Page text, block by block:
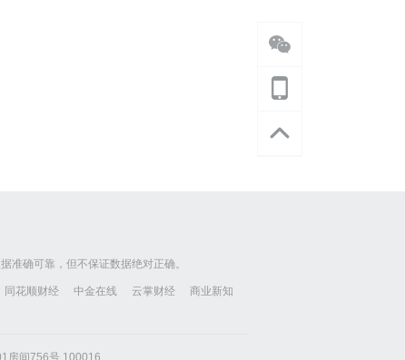
准确可靠，但不保证数据绝对正确。
同花顺财经 中金在线 云掌财经
商业新知
房间756号 100016